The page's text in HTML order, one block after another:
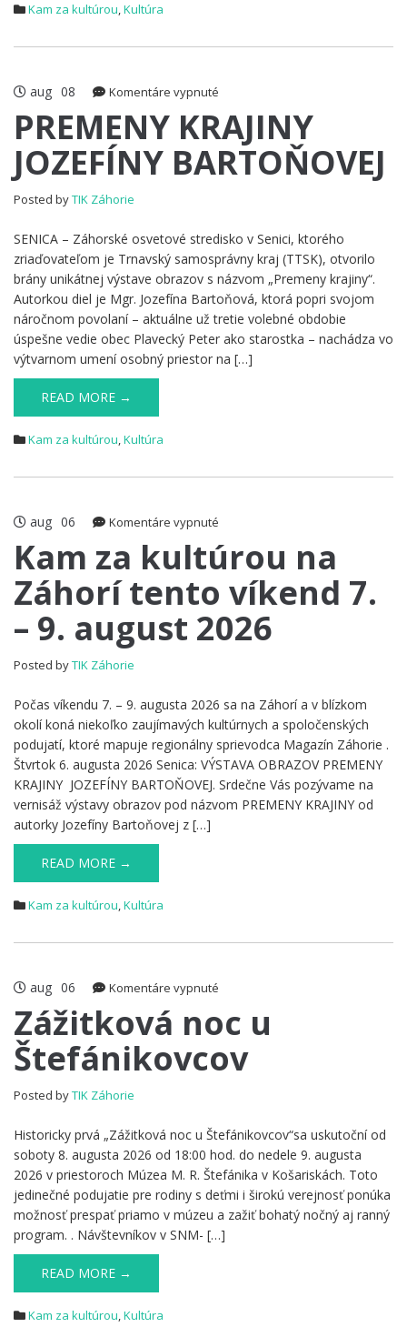
Kam za kultúrou,Kultúra
aug 08 Komentáre vypnuté
KRAJINY
JOZEFÍNY
BARTOŇOVEJ
PREMENY KRAJINY
JOZEFÍNY BARTOŇOVEJ
Posted byTIK Záhorie
SENICA – Záhorské osvetové stredisko v Senici, ktorého
zriaďovateľom je Trnavský samosprávny kraj (TTSK), otvorilo
brány unikátnej výstave obrazov s názvom „Premeny krajiny“.
Autorkou diel je Mgr. Jozefína Bartoňová, ktorá popri svojom
náročnom povolaní – aktuálne už tretie volebné obdobie
úspešne vedie obec Plavecký Peter ako starostka – nachádza vo
výtvarnom umení osobný priestor na […]
READ MORE →
Kam za kultúrou,Kultúra
aug 06 Komentáre vypnuté
za
kultúrou
na
Záhorí
tento
9.
august
2026
Kam za kultúrou na
Záhorí tento víkend 7.
– 9. august 2026
Posted byTIK Záhorie
Počas víkendu 7. – 9. augusta 2026 sa na Záhorí a v blízkom
okolí koná niekoľko zaujímavých kultúrnych a spoločenských
podujatí, ktoré mapuje regionálny sprievodca Magazín Záhorie .
Štvrtok 6. augusta 2026 Senica: VÝSTAVA OBRAZOV PREMENY
KRAJINY JOZEFÍNY BARTOŇOVEJ. Srdečne Vás pozývame na
vernisáž výstavy obrazov pod názvom PREMENY KRAJINY od
autorky Jozefíny Bartoňovej z […]
READ MORE →
Kam za kultúrou,Kultúra
aug 06 Komentáre vypnuté
noc
Štefánikovcov
Zážitková noc u
Štefánikovcov
Posted byTIK Záhorie
Historicky prvá „Zážitková noc u Štefánikovcov“sa uskutoční od
soboty 8. augusta 2026 od 18:00 hod. do nedele 9. augusta
2026 v priestoroch Múzea M. R. Štefánika v Košariskách. Toto
jedinečné podujatie pre rodiny s deťmi i širokú verejnosť ponúka
možnosť prespať priamo v múzeu a zažiť bohatý nočný aj ranný
program. . Návštevníkov v SNM- […]
READ MORE →
Kam za kultúrou,Kultúra